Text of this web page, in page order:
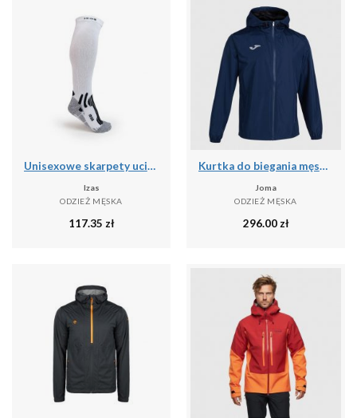
Unisexowe skarpety uciskowe o średnim stopniu ucisku - wysokie skarpety narciars
Izas
ODZIEŻ MĘSKA
117.35 zł
Kurtka do biegania męska Joma Elite VIII przeciwdeszczowa
Joma
ODZIEŻ MĘSKA
296.00zł